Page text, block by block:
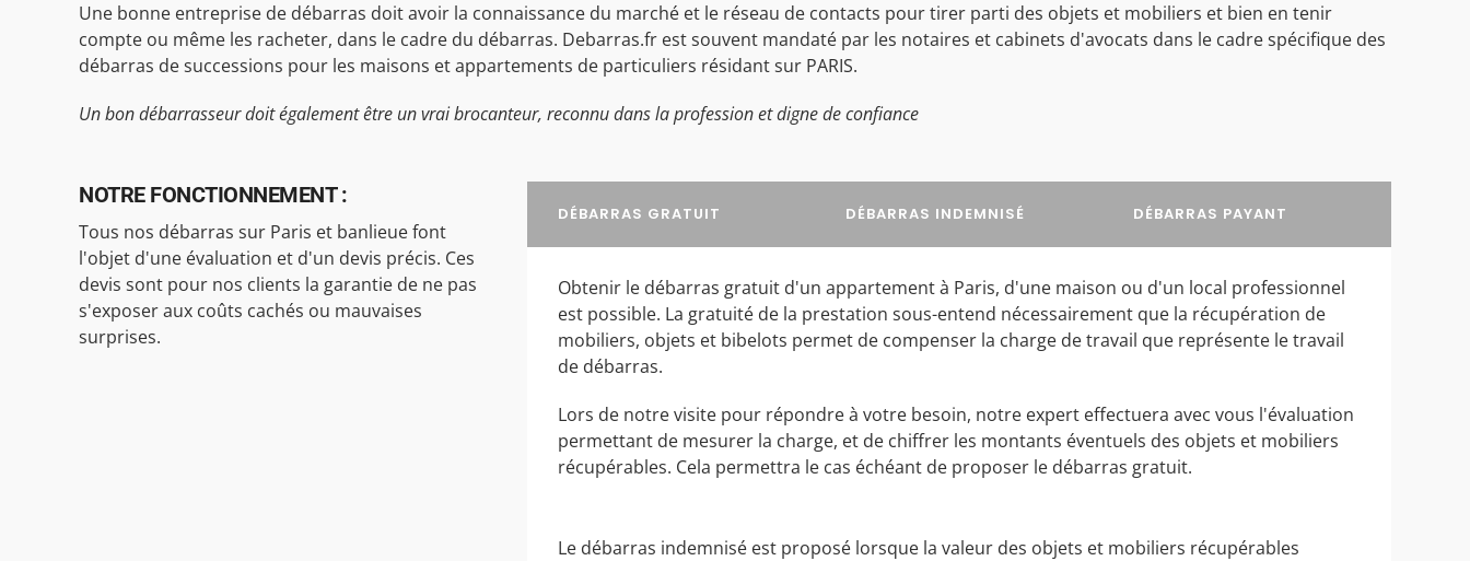
Une bonne entreprise de débarras doit avoir la connaissance du marché et le réseau de contacts pour tirer parti des objets et mobiliers et bien en tenir
compte ou même les racheter, dans le cadre du débarras. Debarras.fr est souvent mandaté par les notaires et cabinets d'avocats dans le cadre spécifique des
débarras de successions pour les maisons et appartements de particuliers résidant sur PARIS.
Un bon débarrasseur doit également être un vrai brocanteur, reconnu dans la profession et digne de confiance
NOTRE FONCTIONNEMENT :
Tous nos débarras sur Paris et banlieue font
l'objet d'une évaluation et d'un devis précis. Ces
devis sont pour nos clients la garantie de ne pas
s'exposer aux coûts cachés ou mauvaises
surprises.
DÉBARRAS GRATUIT DÉBARRAS INDEMNISÉ DÉBARRAS PAYANT
Obtenir le débarras gratuit d'un appartement à Paris, d'une maison ou d'un local professionnel
est possible. La gratuité de la prestation sous-entend nécessairement que la récupération de
mobiliers, objets et bibelots permet de compenser la charge de travail que représente le travail
de débarras.
Lors de notre visite pour répondre à votre besoin, notre expert effectuera avec vous l'évaluation
permettant de mesurer la charge, et de chiffrer les montants éventuels des objets et mobiliers
récupérables. Cela permettra le cas échéant de proposer le débarras gratuit.
Le débarras indemnisé est proposé lorsque la valeur des objets et mobiliers récupérables